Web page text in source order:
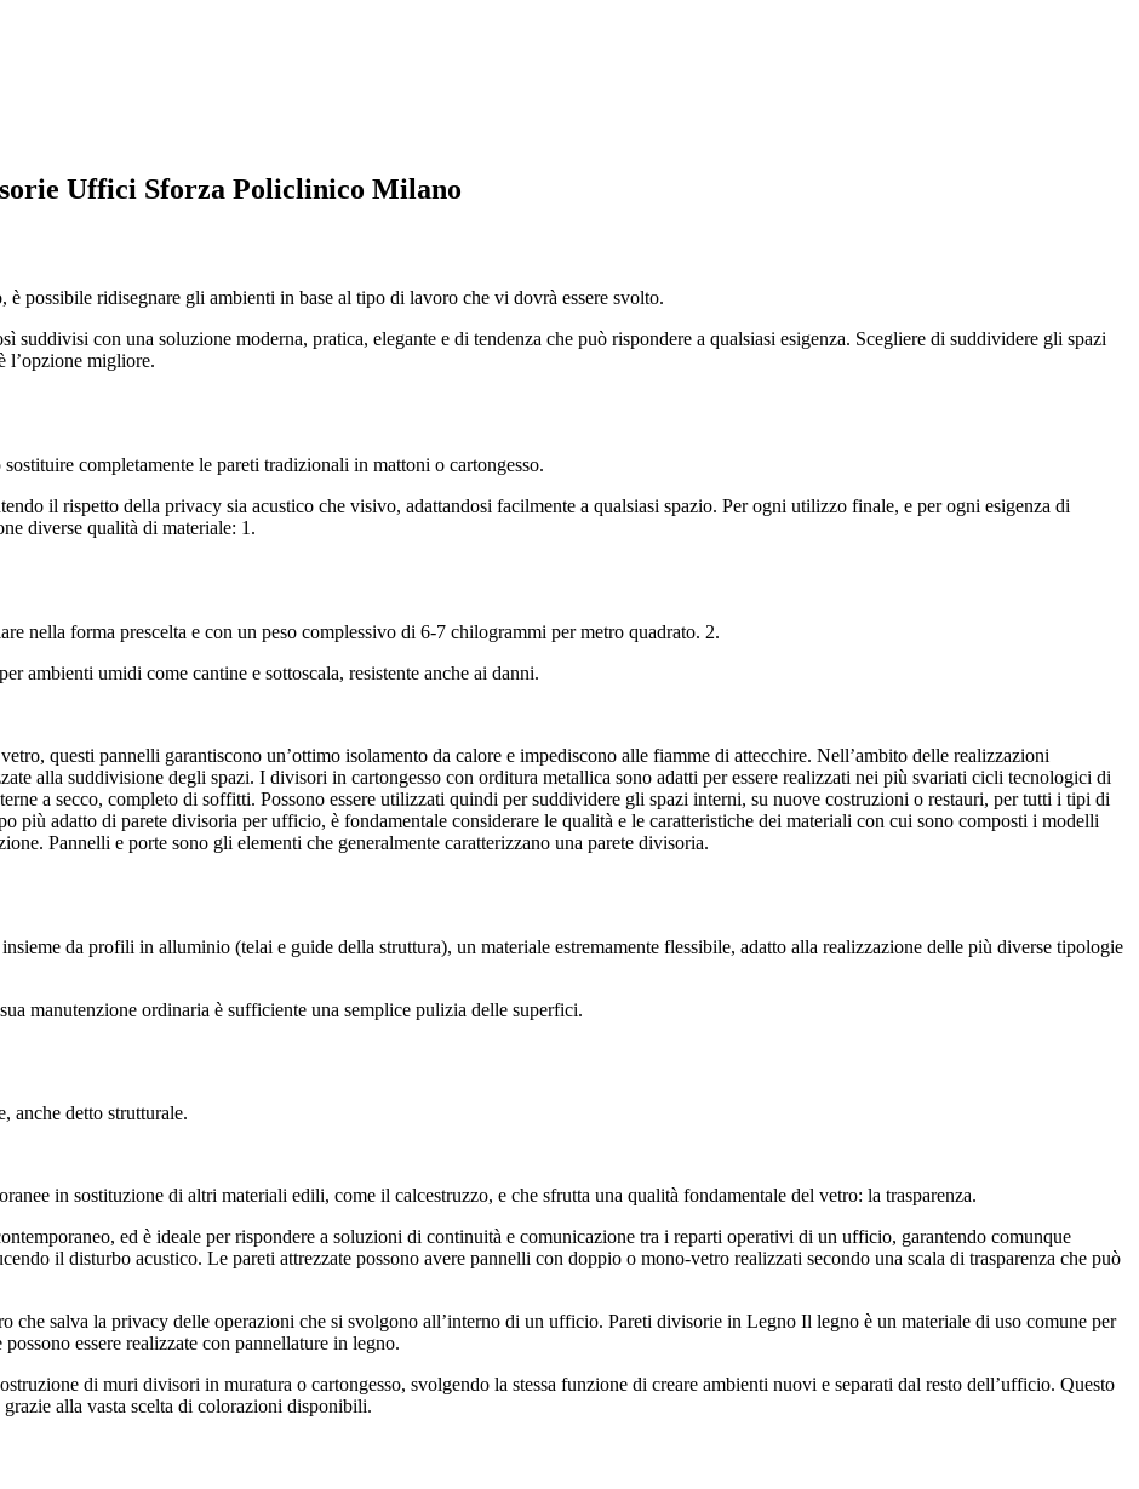
Uffici Sforza Policlinico Milano
possibile ridisegnare gli ambienti in base al tipo di lavoro che vi dovrà essere svolto.
suddivisi con una soluzione moderna, pratica, elegante e di tendenza che può rispondere a qualsiasi esigenza. Scegliere di suddividere gli spazi
l’opzione migliore.
completamente le pareti tradizionali in mattoni o cartongesso.
il rispetto della privacy sia acustico che visivo, adattandosi facilmente a qualsiasi spazio. Per ogni utilizzo finale, e per ogni esigenza di
diverse qualità di materiale: 1.
nella forma prescelta e con un peso complessivo di 6-7 chilogrammi per metro quadrato. 2.
ambienti umidi come cantine e sottoscala, resistente anche ai danni.
questi pannelli garantiscono un’ottimo isolamento da calore e impediscono alle fiamme di attecchire. Nell’ambito delle realizzazioni
alla suddivisione degli spazi. I divisori in cartongesso con orditura metallica sono adatti per essere realizzati nei più svariati cicli tecnologici di
a secco, completo di soffitti. Possono essere utilizzati quindi per suddividere gli spazi interni, su nuove costruzioni o restauri, per tutti i tipi di
adatto di parete divisoria per ufficio, è fondamentale considerare le qualità e le caratteristiche dei materiali con cui sono composti i modelli
Pannelli e porte sono gli elementi che generalmente caratterizzano una parete divisoria.
da profili in alluminio (telai e guide della struttura), un materiale estremamente flessibile, adatto alla realizzazione delle più diverse tipologie
manutenzione ordinaria è sufficiente una semplice pulizia delle superfici.
anche detto strutturale.
in sostituzione di altri materiali edili, come il calcestruzzo, e che sfrutta una qualità fondamentale del vetro: la trasparenza.
ed è ideale per rispondere a soluzioni di continuità e comunicazione tra i reparti operativi di un ufficio, garantendo comunque
il disturbo acustico. Le pareti attrezzate possono avere pannelli con doppio o mono-vetro realizzati secondo una scala di trasparenza che può
che salva la privacy delle operazioni che si svolgono all’interno di un ufficio. Pareti divisorie in Legno Il legno è un materiale di uso comune per
essere realizzate con pannellature in legno.
di muri divisori in muratura o cartongesso, svolgendo la stessa funzione di creare ambienti nuovi e separati dal resto dell’ufficio. Questo
alla vasta scelta di colorazioni disponibili.